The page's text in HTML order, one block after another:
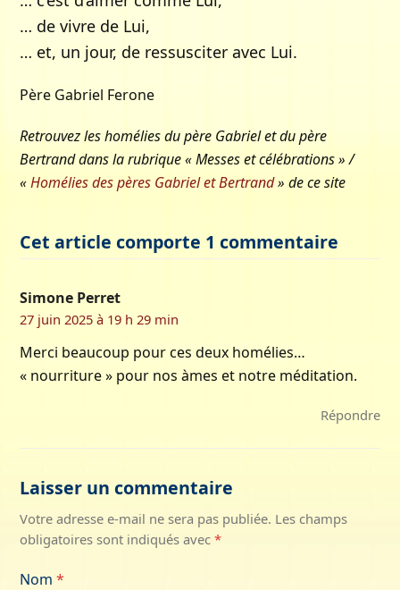
… de vivre de Lui,
… et, un jour, de ressusciter avec Lui.
Père Gabriel Ferone
Retrouvez les homélies du père Gabriel et du père
Bertrand dans la rubrique « Messes et célébrations » /
«Homélies des pères Gabriel et Bertrand» de ce site
Cet article comporte 1 commentaire
Simone Perret
27 juin 2025 à 19 h 29 min
Merci beaucoup pour ces deux homélies…
« nourriture » pour nos àmes et notre méditation.
Répondre
Laisser un commentaire
Votre adresse e-mail ne sera pas publiée. Les champs
obligatoires sont indiqués avec*
Nom*